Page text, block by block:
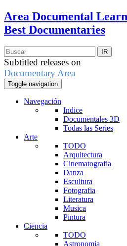
Area Documental
Best Documentaries
Subtitled releases on
Documentary Area
Toggle navigation
Navegación
Indice
Documentales 3D
Todas las Series
Arte
TODO
Arquitectura
Cinematografia
Danza
Escultura
Fotografia
Literatura
Musica
Pintura
Ciencia
TODO
Astronomia